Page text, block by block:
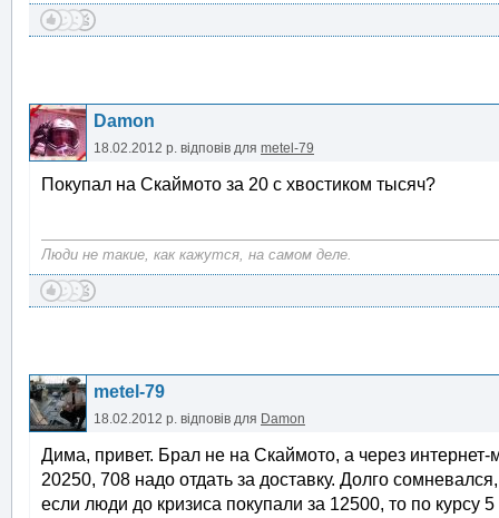
Damon
18.02.2012 р. відповів для metel-79
Покупал на Скаймото за 20 с хвостиком тысяч?
Люди не такие, как кажутся, на самом деле.
metel-79
18.02.2012 р. відповів для Damon
Дима, привет. Брал не на Скаймото, а через
20250, 708 надо отдать за доставку. Долго
если люди до кризиса покупали за 12500, то по курсу